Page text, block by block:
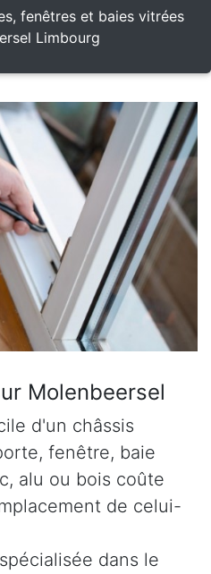
fenêtres et baies vitrées
Limbourg
Molenbeersel
d'un châssis
fenêtre, baie
alu ou bois coûte
de celui-
dans le